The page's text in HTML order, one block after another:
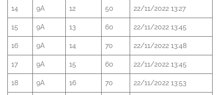
14 9A 12 50 22/11/2022 13:27
15 9A 13 60 22/11/2022 13:45
16 9A 14 70 22/11/2022 13:48
17 9A 15 60 22/11/2022 13:45
18 9A 16 70 22/11/2022 13:53